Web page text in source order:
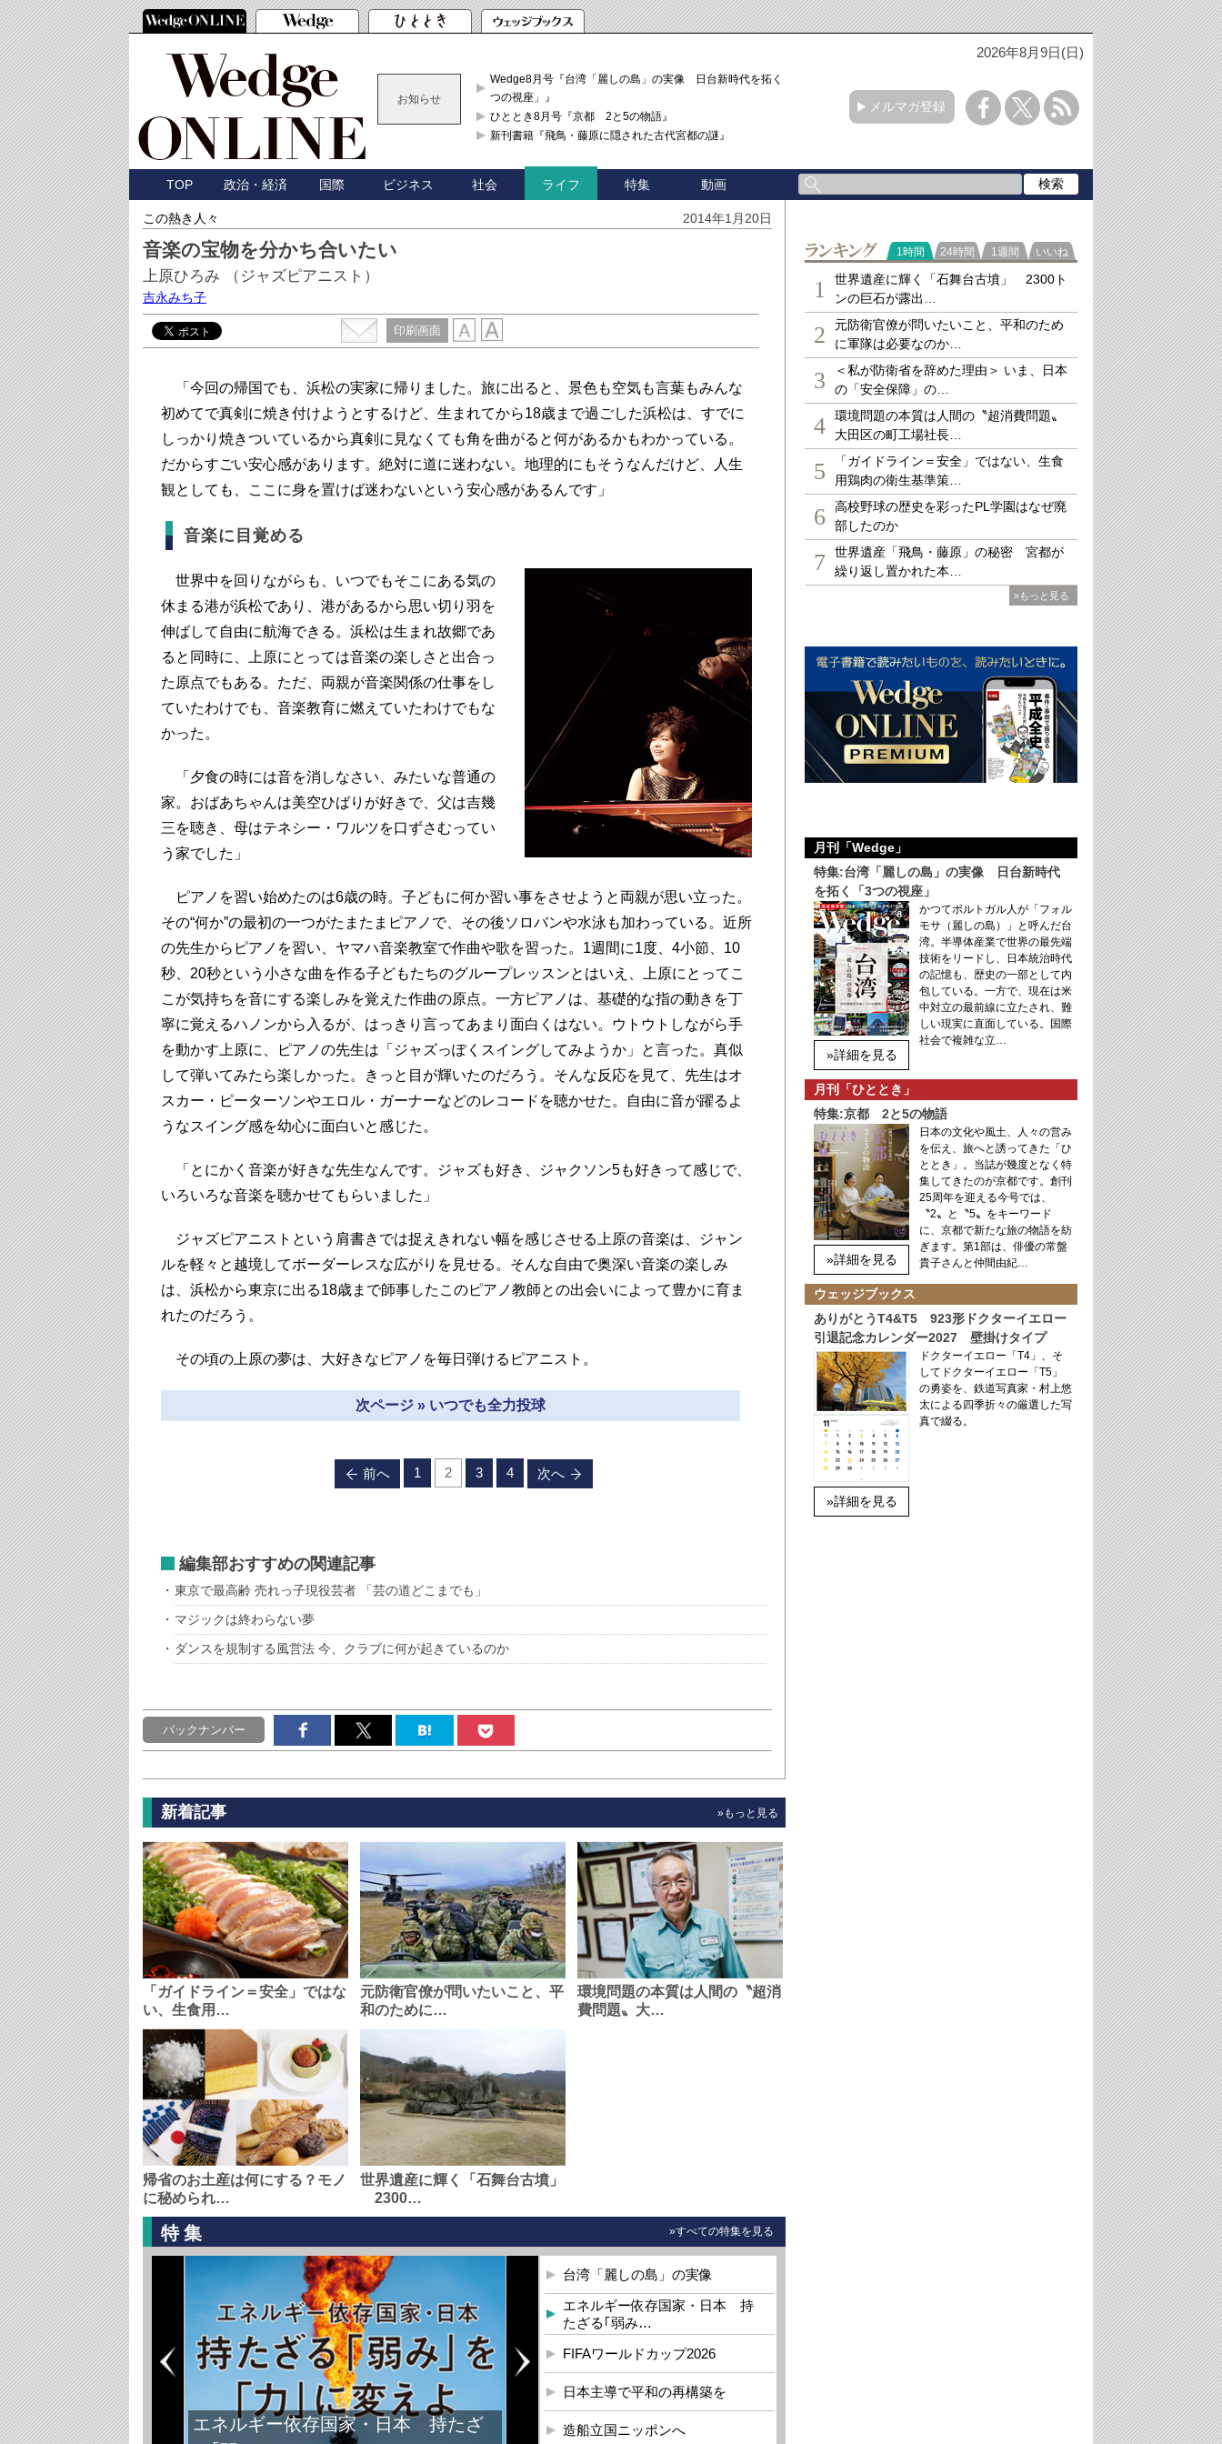
2026年8月9日(日)
お知らせ
Wedge8月号『台湾「麗しの島」の実像 日台新時代を拓く「3
つの視座」』
ひととき8月号『京都 2と5の物語』
新刊書籍『飛鳥・藤原に隠された古代宮都の謎』
メルマガ登録
TOP 政治・経済 国際 ビジネス 社会 ライフ 特集 動画
この熱き人々 2014年1月20日
音楽の宝物を分かち合いたい
上原ひろみ （ジャズピアニスト）
吉永みち子
印刷画面
「今回の帰国でも、浜松の実家に帰りました。旅に出ると、景色も空気も言葉もみんな
初めてで真剣に焼き付けようとするけど、生まれてから18歳まで過ごした浜松は、すでに
しっかり焼きついているから真剣に見なくても角を曲がると何があるかもわかっている。
だからすごい安心感があります。絶対に道に迷わない。地理的にもそうなんだけど、人生
観としても、ここに身を置けば迷わないという安心感があるんです」
音楽に目覚める
世界中を回りながらも、いつでもそこにある気の
休まる港が浜松であり、港があるから思い切り羽を
伸ばして自由に航海できる。浜松は生まれ故郷であ
ると同時に、上原にとっては音楽の楽しさと出合っ
た原点でもある。ただ、両親が音楽関係の仕事をし
ていたわけでも、音楽教育に燃えていたわけでもな
かった。
「夕食の時には音を消しなさい、みたいな普通の
家。おばあちゃんは美空ひばりが好きで、父は吉幾
三を聴き、母はテネシー・ワルツを口ずさむってい
う家でした」
ピアノを習い始めたのは6歳の時。子どもに何か習い事をさせようと両親が思い立った。
その“何か”の最初の一つがたまたまピアノで、その後ソロバンや水泳も加わっている。近所
の先生からピアノを習い、ヤマハ音楽教室で作曲や歌を習った。1週間に1度、4小節、10
秒、20秒という小さな曲を作る子どもたちのグループレッスンとはいえ、上原にとってこ
こが気持ちを音にする楽しみを覚えた作曲の原点。一方ピアノは、基礎的な指の動きを丁
寧に覚えるハノンから入るが、はっきり言ってあまり面白くはない。ウトウトしながら手
を動かす上原に、ピアノの先生は「ジャズっぽくスイングしてみようか」と言った。真似
して弾いてみたら楽しかった。きっと目が輝いたのだろう。そんな反応を見て、先生はオ
スカー・ピーターソンやエロル・ガーナーなどのレコードを聴かせた。自由に音が躍るよ
うなスイング感を幼心に面白いと感じた。
「とにかく音楽が好きな先生なんです。ジャズも好き、ジャクソン5も好きって感じで、
いろいろな音楽を聴かせてもらいました」
ジャズピアニストという肩書きでは捉えきれない幅を感じさせる上原の音楽は、ジャン
ルを軽々と越境してボーダーレスな広がりを見せる。そんな自由で奥深い音楽の楽しみ
は、浜松から東京に出る18歳まで師事したこのピアノ教師との出会いによって豊かに育ま
れたのだろう。
その頃の上原の夢は、大好きなピアノを毎日弾けるピアニスト。
次ページ » いつでも全力投球
前へ 1 2 3 4 次へ
編集部おすすめの関連記事
東京で最高齢 売れっ子現役芸者 「芸の道どこまでも」
マジックは終わらない夢
ダンスを規制する風営法 今、クラブに何が起きているのか
バックナンバー
新着記事 »もっと見る
「ガイドライン＝安全」ではな
い、生食用…
元防衛官僚が問いたいこと、平
和のために…
環境問題の本質は人間の〝超消
費問題〟大…
帰省のお土産は何にする？モノ
に秘められ…
世界遺産に輝く「石舞台古墳」
2300…
特集 »すべての特集を見る
エネルギー依存国家・日本 持たざ
台湾「麗しの島」の実像
エネルギー依存国家・日本 持
たざる｢弱み…
FIFAワールドカップ2026
日本主導で平和の再構築を
造船立国ニッポンへ
ランキング
1時間 24時間 1週間 いいね
1
世界遺産に輝く「石舞台古墳」 2300ト
ンの巨石が露出…
2
元防衛官僚が問いたいこと、平和のため
に軍隊は必要なのか…
3
＜私が防衛省を辞めた理由＞ いま、日本
の「安全保障」の…
4
環境問題の本質は人間の〝超消費問題〟
大田区の町工場社長…
5
「ガイドライン＝安全」ではない、生食
用鶏肉の衛生基準策…
6
高校野球の歴史を彩ったPL学園はなぜ廃
部したのか
7
世界遺産「飛鳥・藤原」の秘密 宮都が
繰り返し置かれた本…
»もっと見る
月刊「Wedge」
特集:台湾「麗しの島」の実像 日台新時代
を拓く「3つの視座」
»詳細を見る
かつてポルトガル人が「フォル
モサ（麗しの島）」と呼んだ台
湾。半導体産業で世界の最先端
技術をリードし、日本統治時代
の記憶も、歴史の一部として内
包している。一方で、現在は米
中対立の最前線に立たされ、難
しい現実に直面している。国際
社会で複雑な立…
月刊「ひととき」
特集:京都 2と5の物語
»詳細を見る
日本の文化や風土、人々の営み
を伝え、旅へと誘ってきた「ひ
ととき」。当誌が幾度となく特
集してきたのが京都です。創刊
25周年を迎える今号では、
〝2〟と〝5〟をキーワード
に、京都で新たな旅の物語を紡
ぎます。第1部は、俳優の常盤
貴子さんと仲間由紀…
ウェッジブックス
ありがとうT4&T5 923形ドクターイエロー
引退記念カレンダー2027 壁掛けタイプ
»詳細を見る
ドクターイエロー「T4」、そ
してドクターイエロー「T5」
の勇姿を、鉄道写真家・村上悠
太による四季折々の厳選した写
真で綴る。